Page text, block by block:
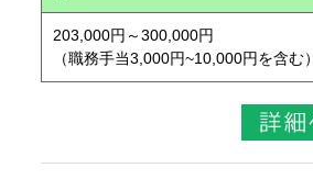
203,000円～300,000円
（職務手当3,000円~10,000円を含む）